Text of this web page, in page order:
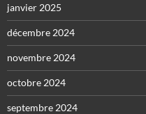
janvier 2025
décembre 2024
novembre 2024
octobre 2024
septembre 2024